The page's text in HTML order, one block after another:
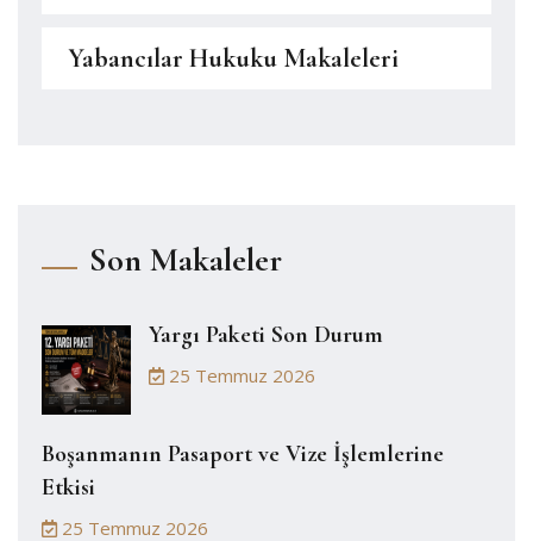
Yabancılar Hukuku Makaleleri
Son Makaleler
Yargı Paketi Son Durum
25 Temmuz 2026
Boşanmanın Pasaport ve Vize İşlemlerine
Etkisi
25 Temmuz 2026